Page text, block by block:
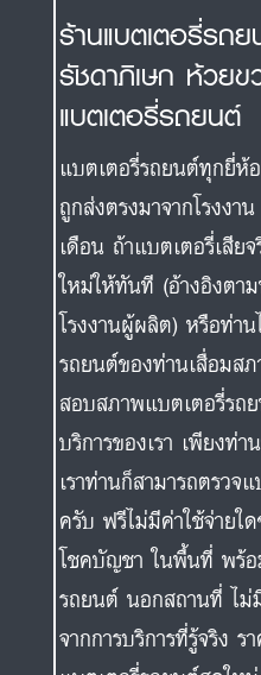
ร้านแบตเตอรี่รถ
รัชดาภิเษก ห้วยข
แบตเตอรี่รถยนต์
แบตเตอรี่รถยนต์ทุกยี่
ถูกส่งตรงมาจากโรงงา
เดือน ถ้าแบตเตอรี่เสีย
ใหม่ให้ทันที (อ้างอิงตา
โรงงานผู้ผลิต) หรือท่า
รถยนต์ของท่านเสื่อมส
สอบสภาพแบตเตอรี่รถ
บริการของเรา เพียงท่
เราท่านก็สามารถตรว
ครับ ฟรีไม่มีค่าใช้จ่ายใ
โชคบัญชา ในพื้นที่ พร้อ
รถยนต์ นอกสถานที่ ไม่
จากการบริการที่รู้จริง